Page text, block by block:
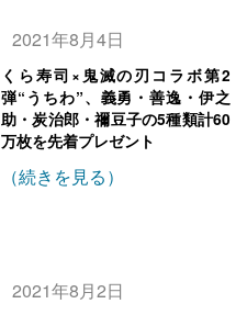
2021年8月4日
くら寿司×鬼滅の刃コラボ第2
弾“うちわ”、義勇・善逸・伊之
助・炭治郎・禰豆子の5種類計60
万枚を先着プレゼント
（続きを見る）
2021年8月2日